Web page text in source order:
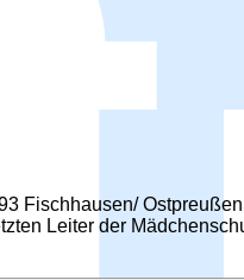
Fischhausen/
Leiter der